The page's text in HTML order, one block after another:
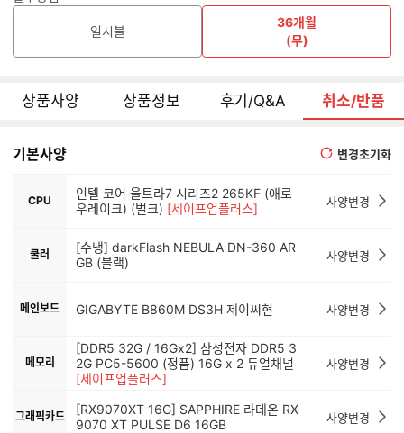
일시불
36개월
(무)
상품사양 상품정보 후기/Q&A 취소/반품
기본사양 변경초기화
CPU
인텔 코어 울트라7 시리즈2 265KF (애로
우레이크) (벌크) [세이프업플러스] 사양변경
쿨러
[수냉] darkFlash NEBULA DN-360 AR
GB (블랙)
사양변경
메인보드 GIGABYTE B860M DS3H 제이씨현 사양변경
메모리
[DDR5 32G / 16Gx2] 삼성전자 DDR5 3
2G PC5-5600 (정품) 16G x 2 듀얼채널
[세이프업플러스]
사양변경
그래픽카드
[RX9070XT 16G] SAPPHIRE 라데온 RX
9070 XT PULSE D6 16GB
사양변경